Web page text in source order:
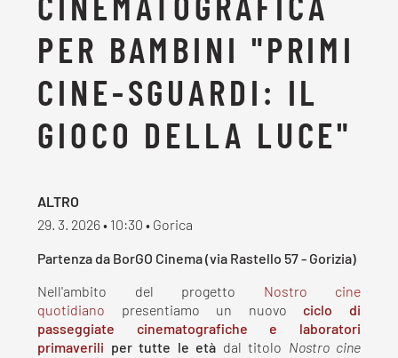
CINEMATOGRAFICA
PER BAMBINI "PRIMI
CINE-SGUARDI: IL
GIOCO DELLA LUCE"
ALTRO
29. 3. 2026 • 10:30 • Gorica
Partenza da BorGO Cinema (via Rastello 57 - Gorizia)
Nell'ambito del progetto
Nostro cine
quotidiano presentiamo un nuovo ciclo di
passeggiate cinematografiche e laboratori
primaverili per tutte le età dal titolo Nostro cine